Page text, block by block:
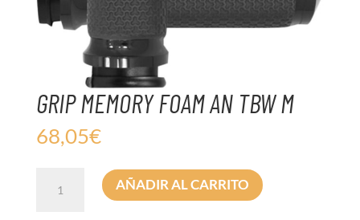
GRIP MEMORY FOAM AN TBW M
68,05€
MEMORY
AÑADIR AL CARRITO